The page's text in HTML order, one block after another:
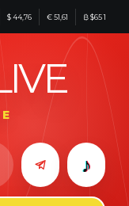
$ 44,76 € 51,61 ₿ $65 198
♪